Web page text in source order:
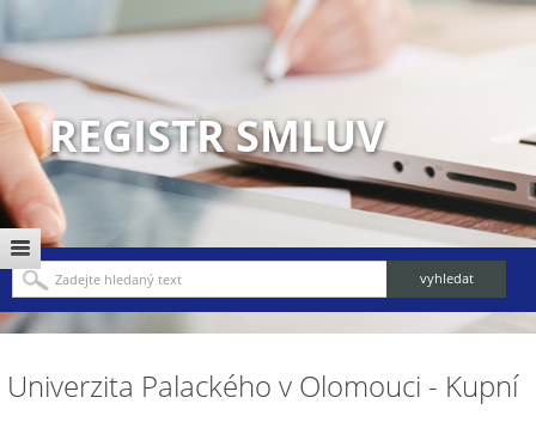
REGISTR SMLUV
Univerzita Palackého v Olomouci - Kupní